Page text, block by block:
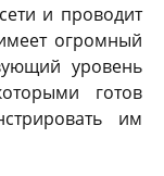
и проводит
огромный
уровень
готов
им